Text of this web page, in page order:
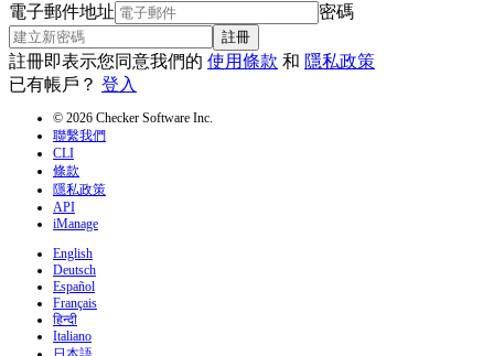
電子郵件地址 密碼
註冊
註冊即表示您同意我們的 使用條款 和 隱私政策
已有帳戶？ 登入
© 2026 Checker Software Inc.
聯繫我們
CLI
條款
隱私政策
API
iManage
English
Deutsch
Español
Français
हिन्दी
Italiano